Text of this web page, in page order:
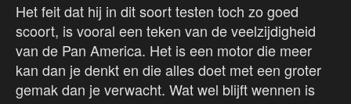
Het feit dat hij in dit soort testen toch zo goed
scoort, is vooral een teken van de veelzijdigheid
van de Pan America. Het is een motor die meer
kan dan je denkt en die alles doet met een groter
gemak dan je verwacht. Wat wel blijft wennen is